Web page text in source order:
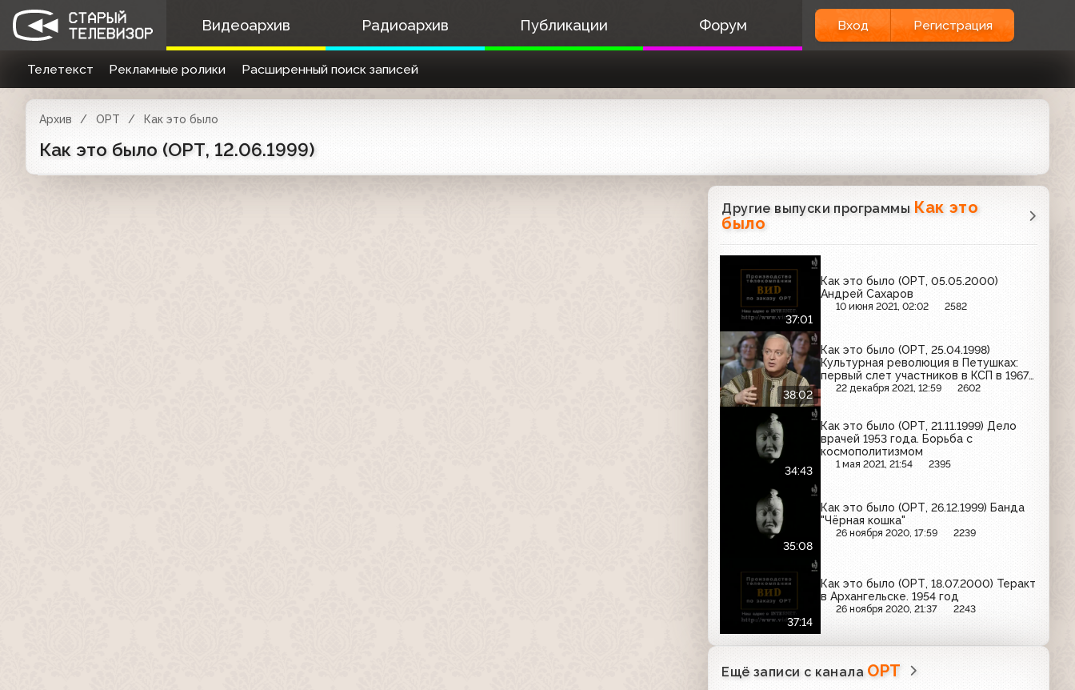
Видеоархив Радиоархив Публикации Форум Вход Регистрация
Телетекст Рекламные ролики Расширенный поиск записей
Архив ОРТ Как это было
Как это было (ОРТ, 12.06.1999)
Другие выпуски программы Как это
было
37:01
Как это было (ОРТ, 05.05.2000)
Андрей Сахаров
10 июня 2021, 02:02 2582
38:02
Как это было (ОРТ, 25.04.1998)
Культурная революция в Петушках:
первый слет участников в КСП в 1967
году22 декабря 2021, 12:59 2602
34:43
Как это было (ОРТ, 21.11.1999) Дело
врачей 1953 года. Борьба с
космополитизмом
1 мая 2021, 21:54 2395
35:08
Как это было (ОРТ, 26.12.1999) Банда
"Чёрная кошка"
26 ноября 2020, 17:59 2239
37:14
Как это было (ОРТ, 18.07.2000) Теракт
в Архангельске. 1954 год
26 ноября 2020, 21:37 2243
Ещё записи с канала ОРТ